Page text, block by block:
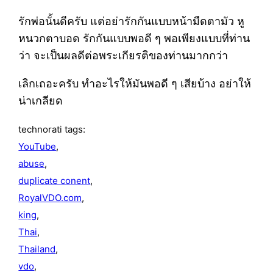
รักพ่อนั้นดีครับ แต่อย่ารักกันแบบหน้ามืดตามัว หู
หนวกตาบอด รักกันแบบพอดี ๆ พอเพียงแบบที่ท่าน
ว่า จะเป็นผลดีต่อพระเกียรติของท่านมากกว่า
เลิกเถอะครับ ทำอะไรให้มันพอดี ๆ เสียบ้าง อย่าให้
น่าเกลียด
technorati tags:
YouTube,
abuse,
duplicate conent,
RoyalVDO.com,
king,
Thai,
Thailand,
vdo,